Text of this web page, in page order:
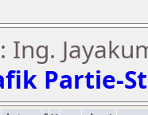
Ing.
Partie-